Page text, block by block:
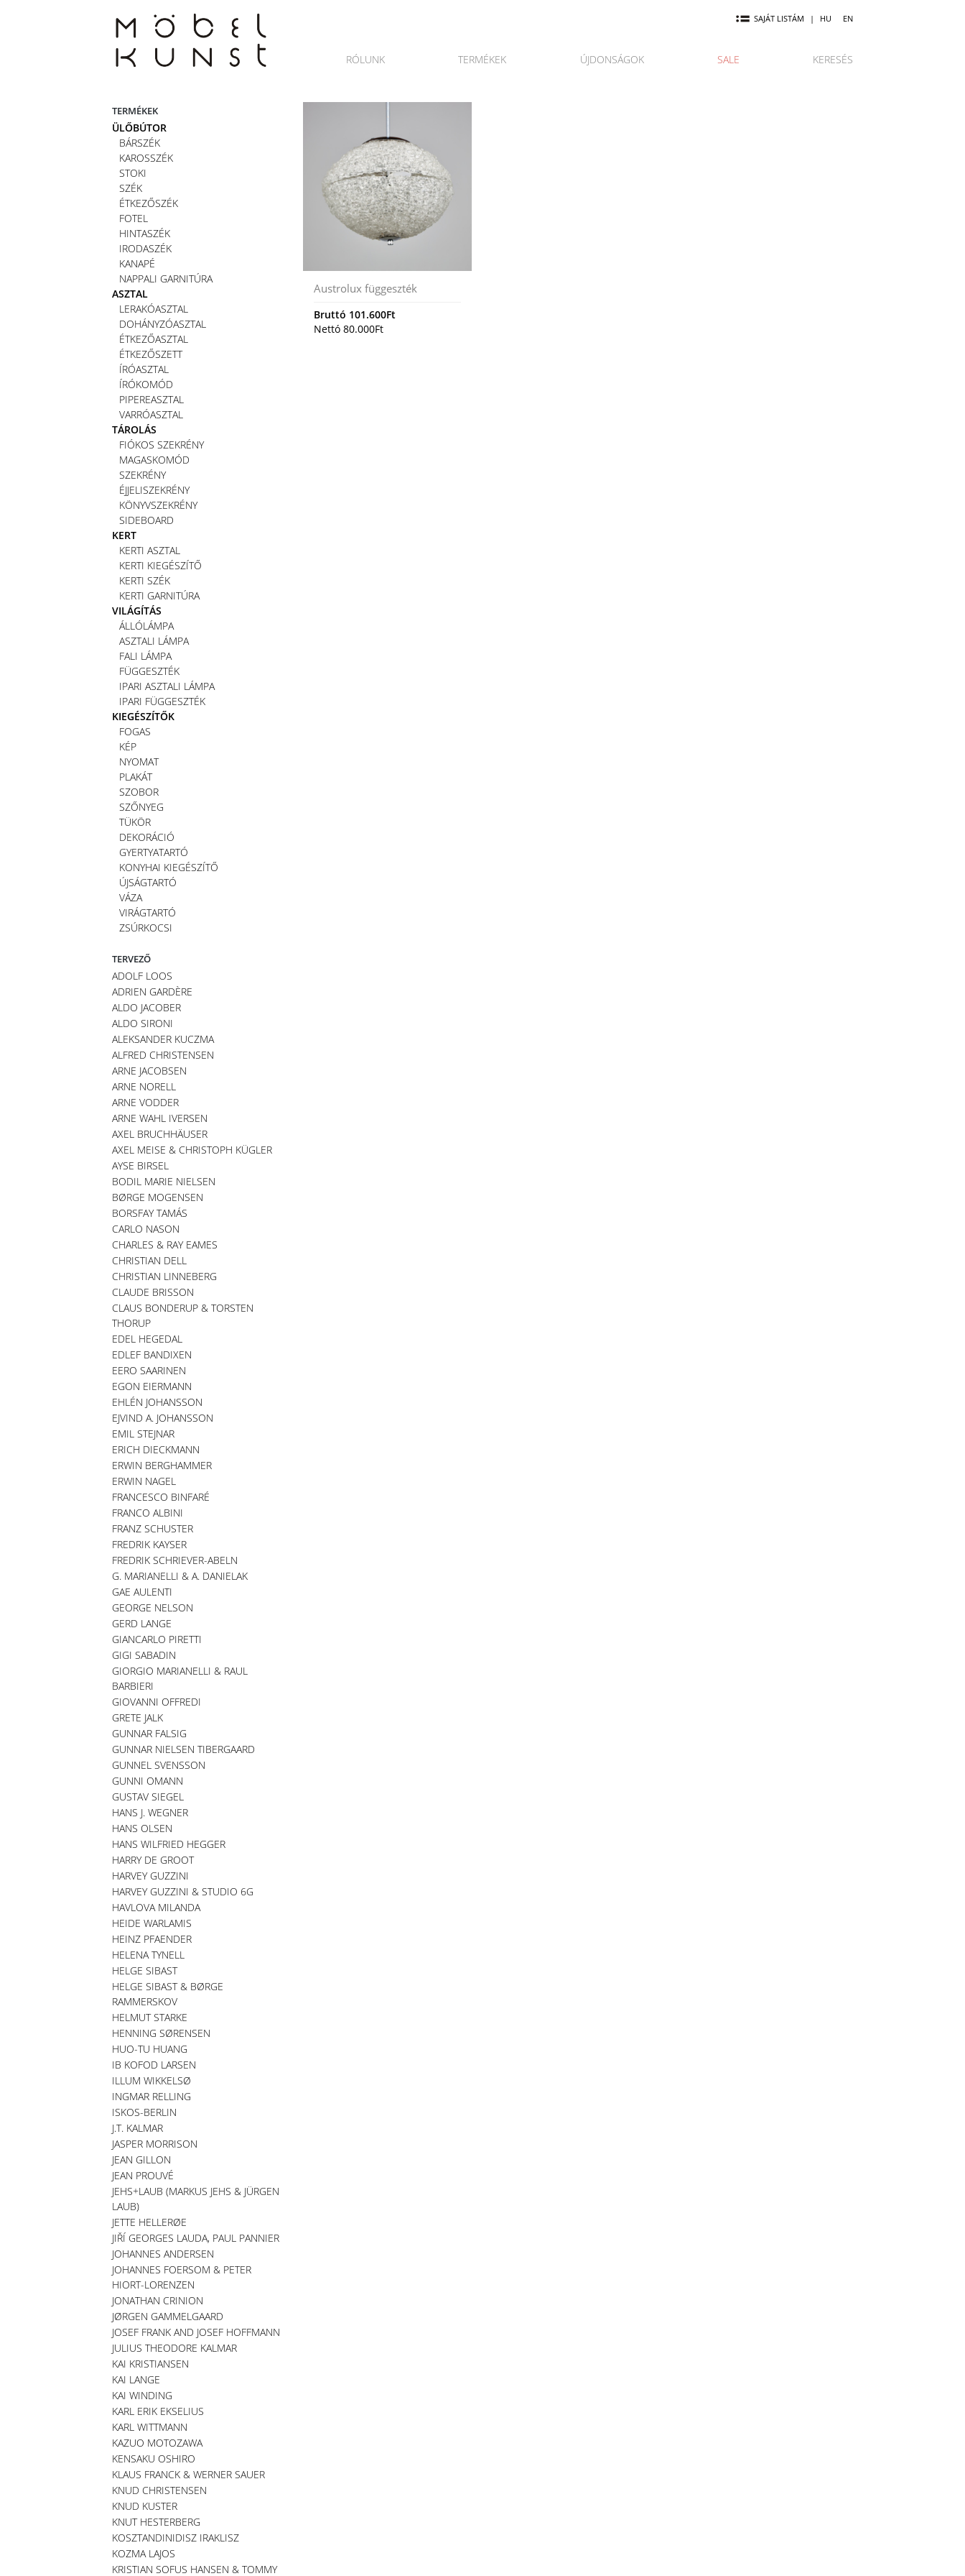
SAJÁT LISTÁM | HU EN
RÓLUNK TERMÉKEK ÚJDONSÁGOK SALE KERESÉS
TERMÉKEK
ÜLŐBÚTOR
BÁRSZÉK
KAROSSZÉK
STOKI
SZÉK
ÉTKEZŐSZÉK
FOTEL
HINTASZÉK
IRODASZÉK
KANAPÉ
NAPPALI GARNITÚRA
ASZTAL
LERAKÓASZTAL
DOHÁNYZÓASZTAL
ÉTKEZŐASZTAL
ÉTKEZŐSZETT
ÍRÓASZTAL
ÍRÓKOMÓD
PIPEREASZTAL
VARRÓASZTAL
TÁROLÁS
FIÓKOS SZEKRÉNY
MAGASKOMÓD
SZEKRÉNY
ÉJJELISZEKRÉNY
KÖNYVSZEKRÉNY
SIDEBOARD
KERT
KERTI ASZTAL
KERTI KIEGÉSZÍTŐ
KERTI SZÉK
KERTI GARNITÚRA
VILÁGÍTÁS
ÁLLÓLÁMPA
ASZTALI LÁMPA
FALI LÁMPA
FÜGGESZTÉK
IPARI ASZTALI LÁMPA
IPARI FÜGGESZTÉK
KIEGÉSZÍTŐK
FOGAS
KÉP
NYOMAT
PLAKÁT
SZOBOR
SZŐNYEG
TÜKÖR
DEKORÁCIÓ
GYERTYATARTÓ
KONYHAI KIEGÉSZÍTŐ
ÚJSÁGTARTÓ
VÁZA
VIRÁGTARTÓ
ZSÚRKOCSI
TERVEZŐ
ADOLF LOOS
ADRIEN GARDÈRE
ALDO JACOBER
ALDO SIRONI
ALEKSANDER KUCZMA
ALFRED CHRISTENSEN
ARNE JACOBSEN
ARNE NORELL
ARNE VODDER
ARNE WAHL IVERSEN
AXEL BRUCHHÄUSER
AXEL MEISE & CHRISTOPH KÜGLER
AYSE BIRSEL
BODIL MARIE NIELSEN
BØRGE MOGENSEN
BORSFAY TAMÁS
CARLO NASON
CHARLES & RAY EAMES
CHRISTIAN DELL
CHRISTIAN LINNEBERG
CLAUDE BRISSON
CLAUS BONDERUP & TORSTEN
THORUP
EDEL HEGEDAL
EDLEF BANDIXEN
EERO SAARINEN
EGON EIERMANN
EHLÉN JOHANSSON
EJVIND A. JOHANSSON
EMIL STEJNAR
ERICH DIECKMANN
ERWIN BERGHAMMER
ERWIN NAGEL
FRANCESCO BINFARÉ
FRANCO ALBINI
FRANZ SCHUSTER
FREDRIK KAYSER
FREDRIK SCHRIEVER-ABELN
G. MARIANELLI & A. DANIELAK
GAE AULENTI
GEORGE NELSON
GERD LANGE
GIANCARLO PIRETTI
GIGI SABADIN
GIORGIO MARIANELLI & RAUL
BARBIERI
GIOVANNI OFFREDI
GRETE JALK
GUNNAR FALSIG
GUNNAR NIELSEN TIBERGAARD
GUNNEL SVENSSON
GUNNI OMANN
GUSTAV SIEGEL
HANS J. WEGNER
HANS OLSEN
HANS WILFRIED HEGGER
HARRY DE GROOT
HARVEY GUZZINI
HARVEY GUZZINI & STUDIO 6G
HAVLOVA MILANDA
HEIDE WARLAMIS
HEINZ PFAENDER
HELENA TYNELL
HELGE SIBAST
HELGE SIBAST & BØRGE
RAMMERSKOV
HELMUT STARKE
HENNING SØRENSEN
HUO-TU HUANG
IB KOFOD LARSEN
ILLUM WIKKELSØ
INGMAR RELLING
ISKOS-BERLIN
J.T. KALMAR
JASPER MORRISON
JEAN GILLON
JEAN PROUVÉ
JEHS+LAUB (MARKUS JEHS & JÜRGEN
LAUB)
JETTE HELLERØE
JIŘÍ GEORGES LAUDA, PAUL PANNIER
JOHANNES ANDERSEN
JOHANNES FOERSOM & PETER
HIORT-LORENZEN
JONATHAN CRINION
JØRGEN GAMMELGAARD
JOSEF FRANK AND JOSEF HOFFMANN
JULIUS THEODORE KALMAR
KAI KRISTIANSEN
KAI LANGE
KAI WINDING
KARL ERIK EKSELIUS
KARL WITTMANN
KAZUO MOTOZAWA
KENSAKU OSHIRO
KLAUS FRANCK & WERNER SAUER
KNUD CHRISTENSEN
KNUD KUSTER
KNUT HESTERBERG
KOSZTANDINIDISZ IRAKLISZ
KOZMA LAJOS
KRISTIAN SOFUS HANSEN & TOMMY
Austrolux függeszték
Bruttó 101.600Ft
Nettó 80.000Ft